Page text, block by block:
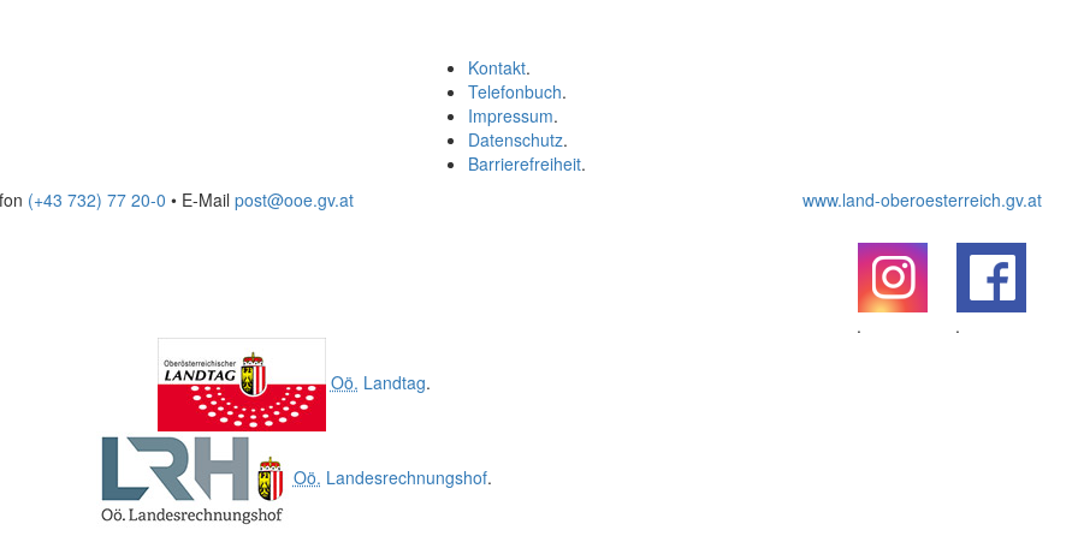
Kontakt.
Telefonbuch.
Impressum.
Datenschutz.
Barrierefreiheit.
(+43 732) 77 20-0 • E-Mail post@ooe.gv.at www.land-oberoesterreich.gv.at
.
.
Oö. Landtag.
Oö. Landesrechnungshof.